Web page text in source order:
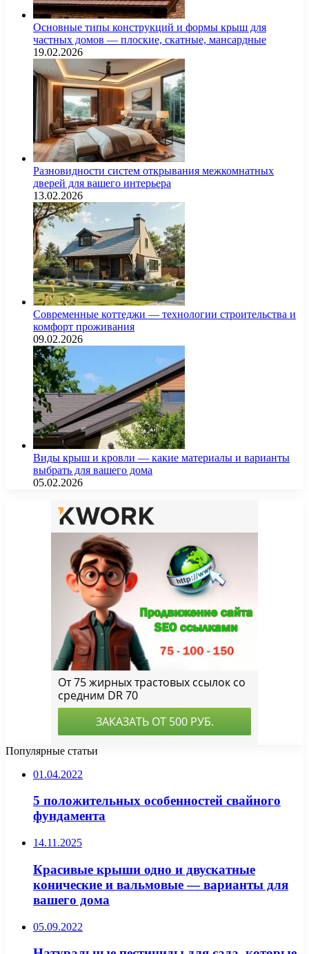
Основные типы конструкций и формы крыш для
частных домов — плоские, скатные, мансардные
19.02.2026
Разновидности систем открывания межкомнатных
дверей для вашего интерьера
13.02.2026
Современные коттеджи — технологии строительства и
комфорт проживания
09.02.2026
Виды крыш и кровли — какие материалы и варианты
выбрать для вашего дома
05.02.2026
Популярные статьи
01.04.2022
5 положительных особенностей свайного
фундамента
14.11.2025
Красивые крыши одно и двускатные
конические и вальмовые — варианты для
вашего дома
05.09.2022